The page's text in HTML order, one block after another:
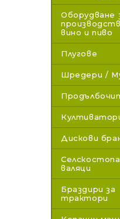
Оборудване
вино и пиво
Плугове
Шредери /
Дискови
валяци
Браздири за
трактори